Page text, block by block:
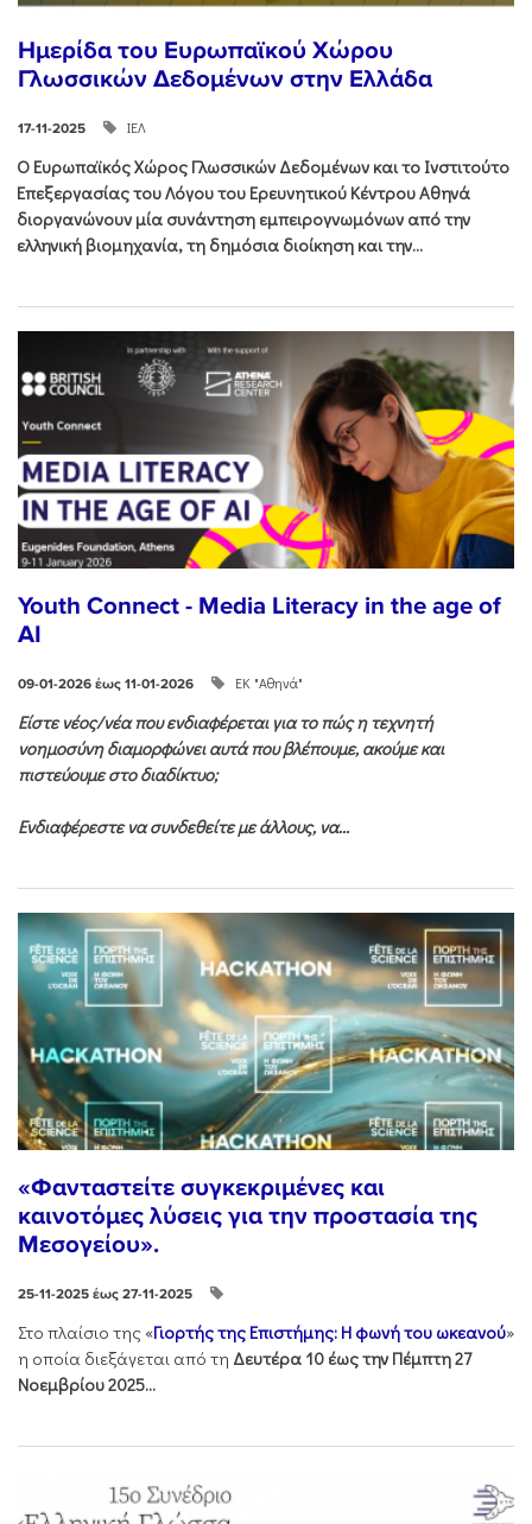
Ημερίδα του Ευρωπαϊκού Χώρου
Γλωσσικών Δεδομένων στην Ελλάδα
17-11-2025 ΙΕΛ
Ο Ευρωπαϊκός Χώρος Γλωσσικών Δεδομένων και το Ινστιτούτο
Επεξεργασίας του Λόγου του Ερευνητικού Κέντρου Αθηνά
διοργανώνουν μία συνάντηση εμπειρογνωμόνων από την
ελληνική βιομηχανία, τη δημόσια διοίκηση και την...
Youth Connect - Media Literacy in the age of
AI
09-01-2026 έως 11-01-2026 ΕΚ "Αθηνά"
Είστε νέος/νέα που ενδιαφέρεται για το πώς η τεχνητή
νοημοσύνη διαμορφώνει αυτά που βλέπουμε, ακούμε και
πιστεύουμε στο διαδίκτυο;
Ενδιαφέρεστε να συνδεθείτε με άλλους, να...
«Φανταστείτε συγκεκριμένες και
καινοτόμες λύσεις για την προστασία της
Μεσογείου».
25-11-2025 έως 27-11-2025
Στo πλαίσιo της «Γιορτής της Επιστήμης: Η φωνή του ωκεανού»
η οποία διεξάγεται από τη Δευτέρα 10 έως την Πέμπτη 27
Νοεμβρίου 2025...